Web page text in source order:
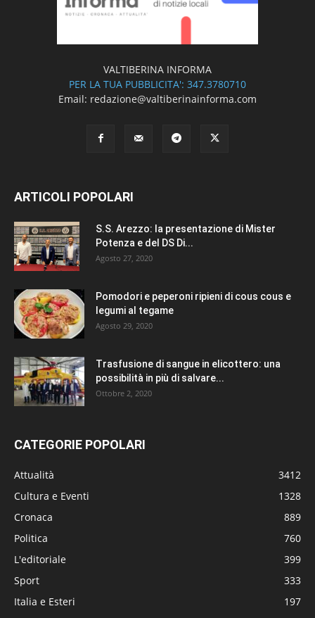
VALTIBERINA INFORMA
PER LA TUA PUBBLICITA': 347.3780710
Email: redazione@valtiberinainforma.com
ARTICOLI POPOLARI
S.S. Arezzo: la presentazione di Mister
Potenza e del DS Di...
Agosto 27, 2020
Pomodori e peperoni ripieni di cous cous e
legumi al tegame
Agosto 29, 2020
Trasfusione di sangue in elicottero: una
possibilità in più di salvare...
Ottobre 2, 2020
CATEGORIE POPOLARI
Attualità
3412
Cultura e Eventi
1328
Cronaca
889
Politica
760
L'editoriale
399
Sport
333
Italia e Esteri
197